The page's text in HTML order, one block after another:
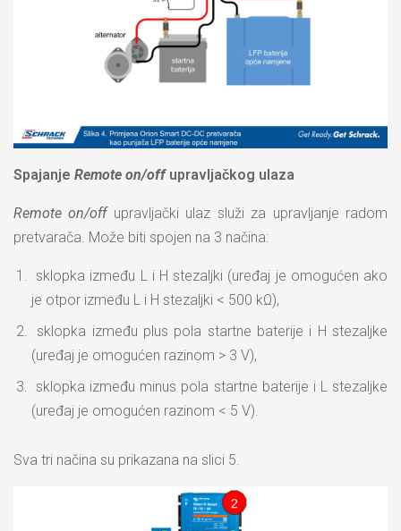
Spajanje Remote on/offupravljačkog ulaza
Remote on/offupravljački ulaz služi za upravljanje radom
pretvarača. Može biti spojen na 3 načina:
sklopka između L i H stezaljki (uređaj je omogućen ako
je otpor između L i H stezaljki < 500 kΩ),
sklopka između plus pola startne baterije i H stezaljke
(uređaj je omogućen razinom > 3 V),
sklopka između minus pola startne baterije i L stezaljke
(uređaj je omogućen razinom < 5 V).
Sva tri načina su prikazana na slici 5.